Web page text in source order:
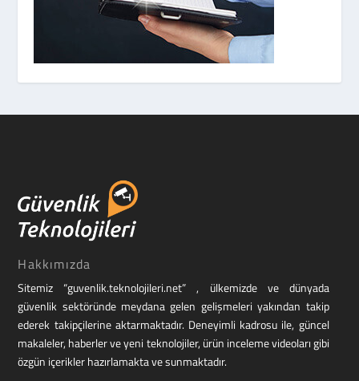
Hakkımızda
Sitemiz “guvenlik.teknolojileri.net” , ülkemizde ve dünyada
güvenlik sektöründe meydana gelen gelişmeleri yakından takip
ederek takipçilerine aktarmaktadır. Deneyimli kadrosu ile, güncel
makaleler, haberler ve yeni teknolojiler, ürün inceleme videoları gibi
özgün içerikler hazırlamakta ve sunmaktadır.